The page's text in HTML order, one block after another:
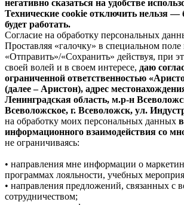
негативно сказаться на удобстве
Технические cookie отключить нельзя —
будет работать.
Согласие на обработку персональных
Проставляя «галочку» в специальном
«Отправить»/«Сохранить» действуя, при
своей волей и в своем интересе, даю
ограниченной ответственностью
(далее – Аристон), адрес
Ленинградская область, м.р-н
Всеволожское, г. Всеволожск, ул.
на обработку моих персональных данных
информационного взаимодействия со
не ограничиваясь:
• направления мне информации о
программах лояльности, учебных
• направления предложений, связанных с
сотрудничеством;